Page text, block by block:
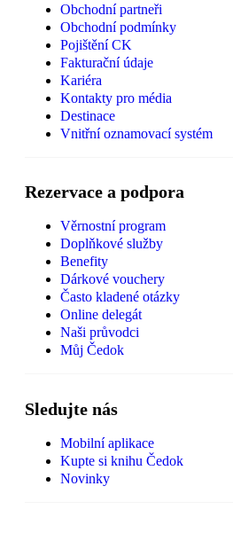
Obchodní partneři
Obchodní podmínky
Pojištění CK
Fakturační údaje
Kariéra
Kontakty pro média
Destinace
Vnitřní oznamovací systém
Rezervace a podpora
Věrnostní program
Doplňkové služby
Benefity
Dárkové vouchery
Často kladené otázky
Online delegát
Naši průvodci
Můj Čedok
Sledujte nás
Mobilní aplikace
Kupte si knihu Čedok
Novinky